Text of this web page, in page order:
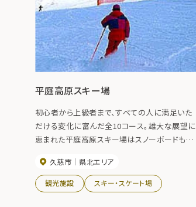
平庭高原スキー場
初心者から上級者まで、すべての人に満足いた
だける変化に富んだ全10コース。雄大な展望に
恵まれた平庭高原スキー場はスノーボードも全
山地の雄大な眺望がファンの心をとらえていま
す。
久慈市 県北エリア
観光施設 スキー・スケート場